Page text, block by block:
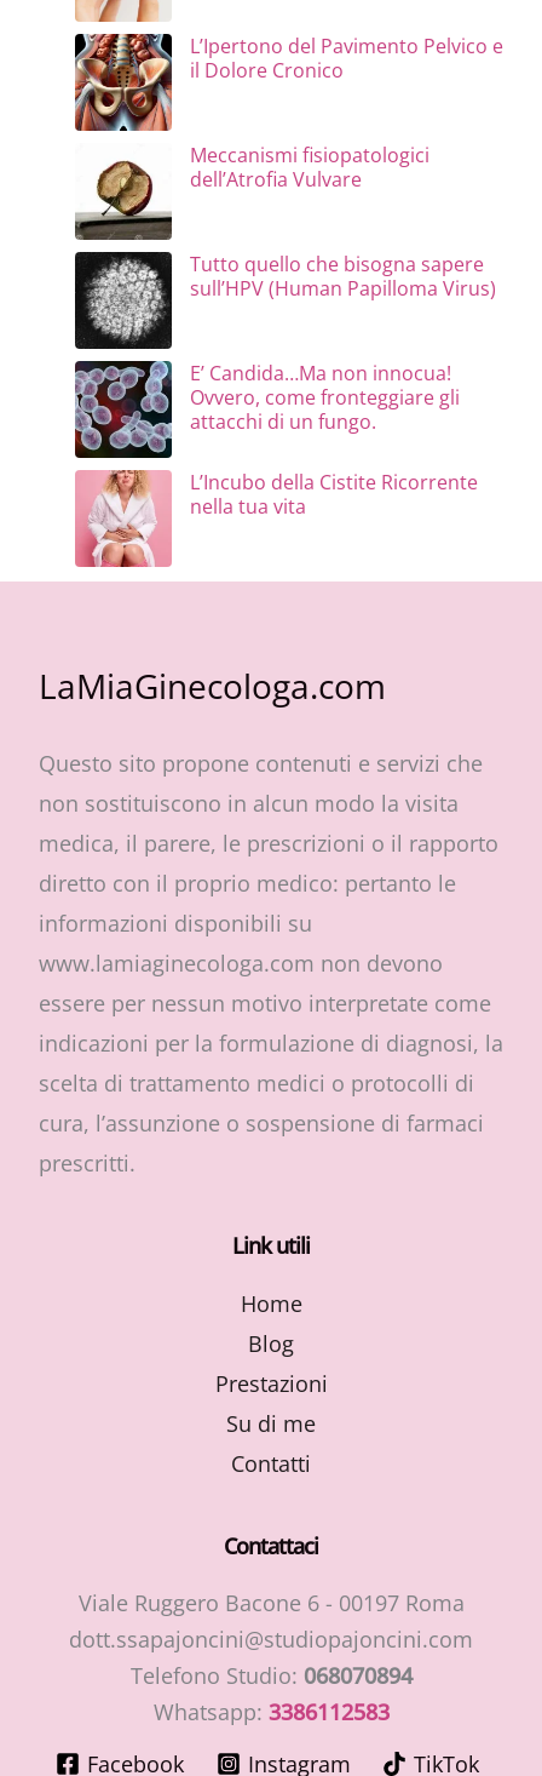
L’Ipertono del Pavimento Pelvico e
il Dolore Cronico
Meccanismi fisiopatologici
dell’Atrofia Vulvare
Tutto quello che bisogna sapere
sull’HPV (Human Papilloma Virus)
E’ Candida…Ma non innocua!
Ovvero, come fronteggiare gli
attacchi di un fungo.
L’Incubo della Cistite Ricorrente
nella tua vita
LaMiaGinecologa.com
Questo sito propone contenuti e servizi che
non sostituiscono in alcun modo la visita
medica, il parere, le prescrizioni o il rapporto
diretto con il proprio medico: pertanto le
informazioni disponibili su
www.lamiaginecologa.com non devono
essere per nessun motivo interpretate come
indicazioni per la formulazione di diagnosi, la
scelta di trattamento medici o protocolli di
cura, l’assunzione o sospensione di farmaci
prescritti.
Link utili
Home
Blog
Prestazioni
Su di me
Contatti
Contattaci
Viale Ruggero Bacone 6 - 00197 Roma
dott.ssapajoncini@studiopajoncini.com
Telefono Studio: 068070894
Whatsapp: 3386112583
Facebook
Instagram TikTok